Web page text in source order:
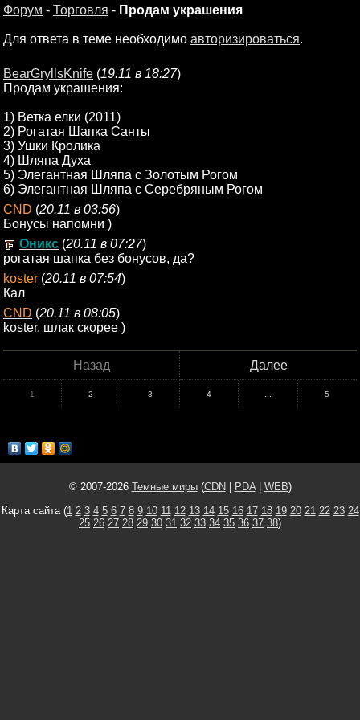
Форум - Торговля - Продам украшения
Для ответа в теме необходимо авторизироваться.
BearGryllsKnife (19.11 в 18:27)
Продам украшения:
1) Ветка елки (2011)
2) Рогатая Шапка Санты
3) Ушки Кролика
4) Шляпа Духа
5) Элегантная Шляпа с Золотым Рогом
6) Элегантная Шляпа с Серебряным Рогом
CND (20.11 в 03:56)
Бонусы напомни )
Оникс (20.11 в 07:27)
рогатая шапка без бонусов, да?
koster (20.11 в 07:54)
Кал
CND (20.11 в 08:05)
koster, шлак скорее )
Назад Далее
1 2 3 4 5
© 2007-2026 Темные миры(CDN PDA| WEB)
Карта сайта (1 2 3 4 5 6 7 8 9 10 11 12 13 14 15 16 17 18 19 20 21 22 23 24
25 26 27 28 29 30 31 32 33 34 35 36 37 38)